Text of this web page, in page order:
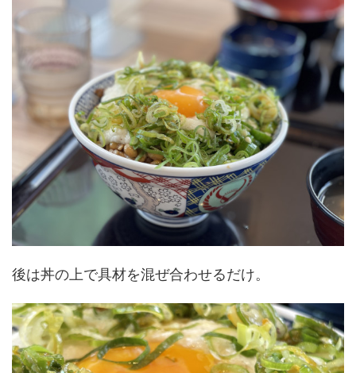
後は丼の上で具材を混ぜ合わせるだけ。